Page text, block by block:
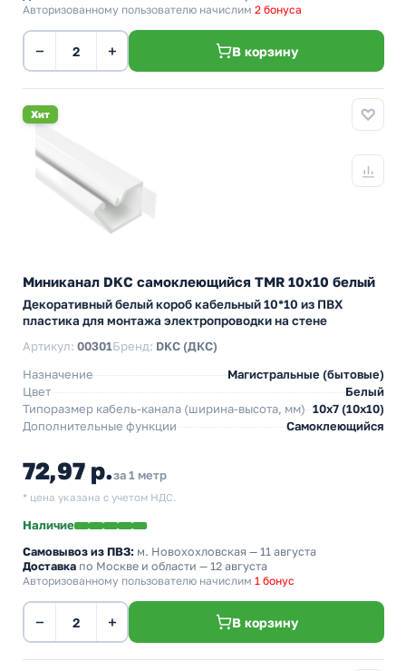
Авторизованному пользователю начислим 2 бонуса
− + В корзину
Хит
Миниканал DKC самоклеющийся TMR 10х10 белый
Декоративный белый короб кабельный 10*10 из ПВХ
пластика для монтажа электропроводки на стене
Артикул: 00301Бренд: DKC (ДКС)
Назначение
Магистральные (бытовые)
Цвет
Белый
Типоразмер кабель-канала (ширина-высота, мм) 10х7 (10х10)
Дополнительные функции
Самоклеющийся
72,97 р.за 1 метр
* цена указана с учетом НДС.
Наличие
Самовывоз из ПВЗ: м. Новохохловская — 11 августа
Доставка по Москве и области — 12 августа
Авторизованному пользователю начислим 1 бонус
− + В корзину